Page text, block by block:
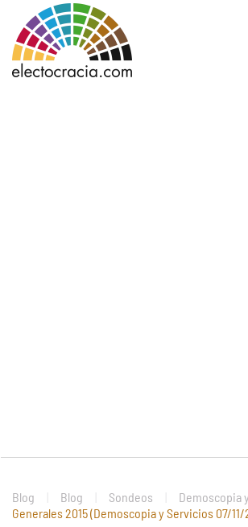
Ir al contenido principal
Blog Blog Sondeos
Demoscopia
Generales 2015 (Demoscopia y Servicios 07/11/